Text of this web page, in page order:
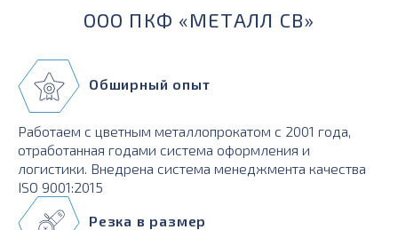
ООО ПКФ «МЕТАЛЛ СВ»
Обширный опыт
Работаем с цветным металлопрокатом с 2001 года,
отработанная годами система оформления и
логистики. Внедрена система менеджмента качества
ISO 9001:2015
Резка в размер